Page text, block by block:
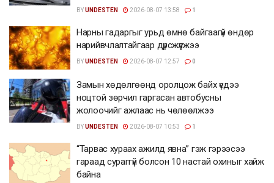
BYUNDESTEN 2026-08-07 13:58 1
Нарны гадаргыг урьд өмнө байгаагүй өндөр
нарийвчлалтайгаар дүрсжүүлжээ
BYUNDESTEN 2026-08-07 12:57 0
Замын хөдөлгөөнд оролцож байх үедээ
ноцтой зөрчил гаргасан автобусны
жолоочийг ажлаас нь чөлөөлжээ
BYUNDESTEN 2026-08-07 10:53 1
“Тарвас хураах ажилд явна” гэж гэрээсээ
гараад сураггүй болсон 10 настай охиныг хайж
байна